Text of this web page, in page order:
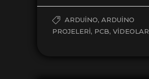
ARDUINO, ARDUINO
PROJELERI, PCB, VIDEOLAR